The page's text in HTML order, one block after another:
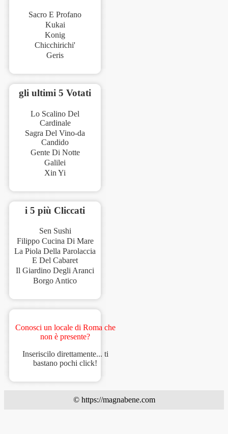
Sacro E Profano
Kukai
Konig
Chicchirichi'
Geris
gli ultimi 5 Votati
Lo Scalino Del
Cardinale
Sagra Del Vino-da
Candido
Gente Di Notte
Galilei
Xin Yi
i 5 più Cliccati
Sen Sushi
Filippo Cucina Di Mare
La Piola Della Parolaccia
E Del Cabaret
Il Giardino Degli Aranci
Borgo Antico
Conosci un locale di Roma che
non è presente?
Inseriscilo direttamente... ti
bastano pochi click!
© https://magnabene.com